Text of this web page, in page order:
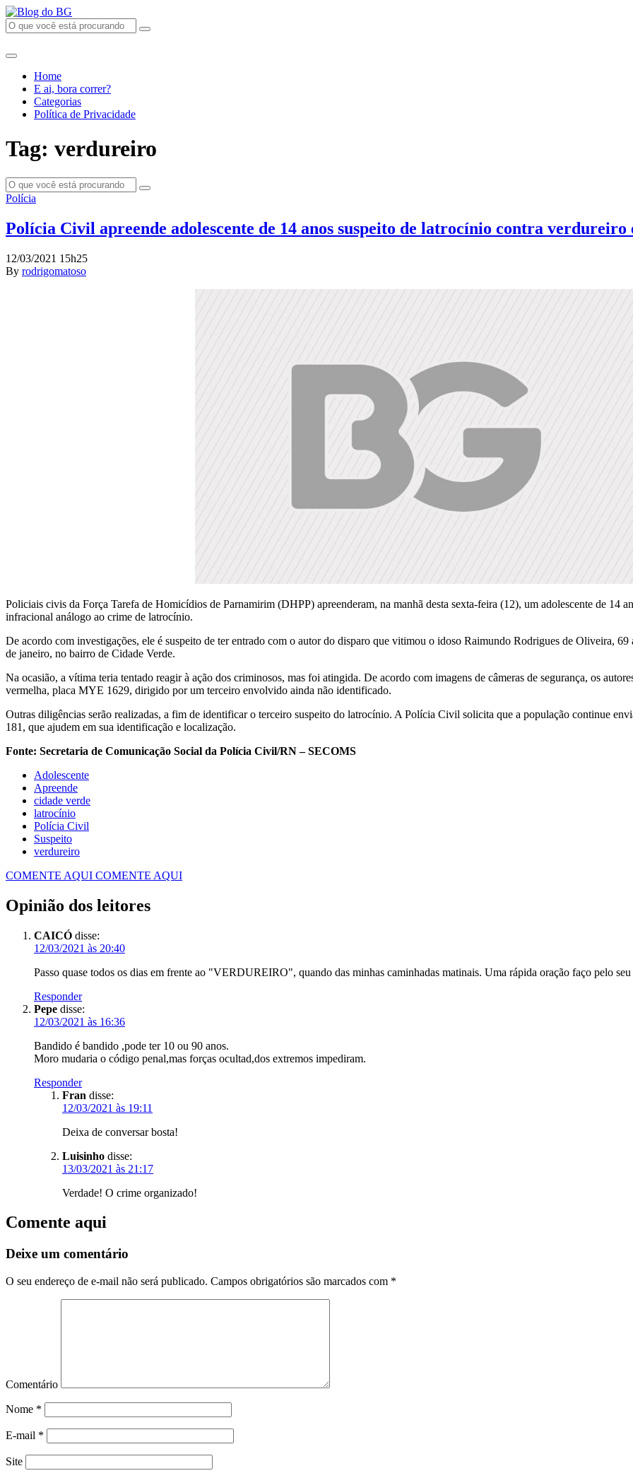
Home
E ai, bora correr?
Categorias
Política de Privacidade
Tag: verdureiro
Polícia
Polícia Civil apreende adolescente de 14 anos suspeito de latrocínio contra verdureiro
12/03/2021 15h25
By rodrigomatoso
Policiais civis da Força Tarefa de Homicídios de Parnamirim (DHPP) apreenderam, na manhã desta sexta-feira (12), um adolescente de 14
infracional análogo ao crime de latrocínio.
De acordo com investigações, ele é suspeito de ter entrado com o autor do disparo que vitimou o idoso Raimundo Rodrigues de Oliveira,
de janeiro, no bairro de Cidade Verde.
Na ocasião, a vítima teria tentado reagir à ação dos criminosos, mas foi atingida. De acordo com imagens de câmeras de segurança, os
vermelha, placa MYE 1629, dirigido por um terceiro envolvido ainda não identificado.
Outras diligências serão realizadas, a fim de identificar o terceiro suspeito do latrocínio. A Polícia Civil solicita que a população continue
181, que ajudem em sua identificação e localização.
Fonte: Secretaria de Comunicação Social da Polícia Civil/RN – SECOMS
Adolescente
Apreende
cidade verde
latrocínio
Polícia Civil
Suspeito
verdureiro
COMENTE AQUI COMENTE AQUI
Opinião dos leitores
CAICÓ disse:
12/03/2021 às 20:40
Passo quase todos os dias em frente ao "VERDUREIRO", quando das minhas caminhadas matinais. Uma rápida oração faço pelo
Responder
Pepe disse:
12/03/2021 às 16:36
Bandido é bandido ,pode ter 10 ou 90 anos.
Moro mudaria o código penal,mas forças ocultad,dos extremos impediram.
Responder
Fran disse:
12/03/2021 às 19:11
Deixa de conversar bosta!
Luisinho disse:
13/03/2021 às 21:17
Verdade! O crime organizado!
Comente aqui
Deixe um comentário
O seu endereço de e-mail não será publicado. Campos obrigatórios são marcados com *
Comentário
Nome *
E-mail *
Site